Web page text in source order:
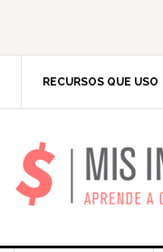
RECURSOS QUE USO
MIS